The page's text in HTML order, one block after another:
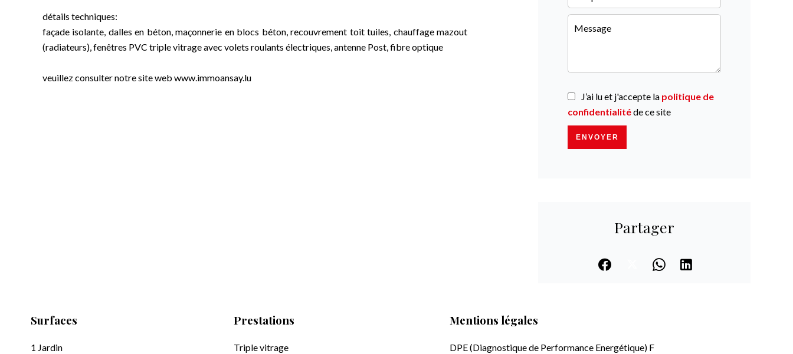
détails techniques:
façade isolante, dalles en béton, maçonnerie en blocs béton, recouvrement toit tuiles, chauffage mazout
(radiateurs), fenêtres PVC triple vitrage avec volets roulants électriques, antenne Post, fibre optique
veuillez consulter notre site web www.immoansay.lu
J’ai lu et j'accepte la politique de
confidentialitéde ce site
ENVOYER
Partager
Surfaces
1 Jardin
Prestations
Triple vitrage
Mentions légales
DPE (Diagnostique de Performance Energétique) F